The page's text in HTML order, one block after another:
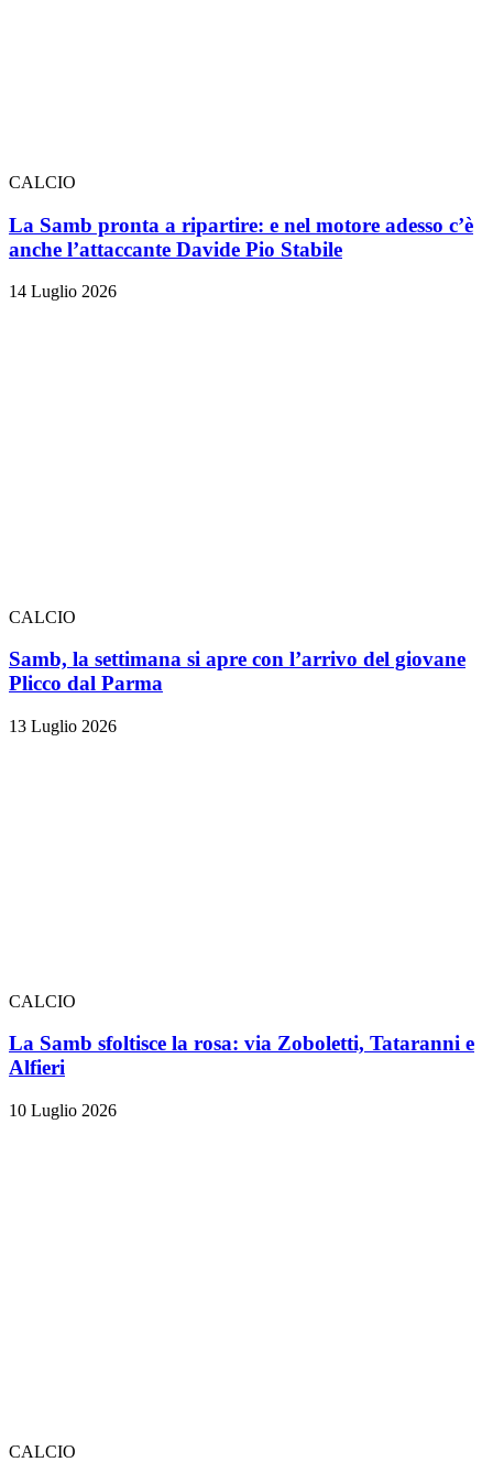
CALCIO
La Samb pronta a ripartire: e nel motore adesso c’è
anche l’attaccante Davide Pio Stabile
14 Luglio 2026
CALCIO
Samb, la settimana si apre con l’arrivo del giovane
Plicco dal Parma
13 Luglio 2026
CALCIO
La Samb sfoltisce la rosa: via Zoboletti, Tataranni e
Alfieri
10 Luglio 2026
CALCIO